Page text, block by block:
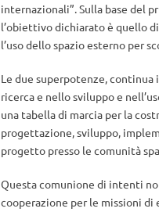
internazionali”. Sulla base del
l’obiettivo dichiarato è quello
l’uso dello spazio esterno per
Le due superpotenze, continua
ricerca e nello sviluppo e
una tabella di marcia per la
progettazione, sviluppo,
progetto presso le comunità
Questa comunione di intenti
cooperazione per le missioni di